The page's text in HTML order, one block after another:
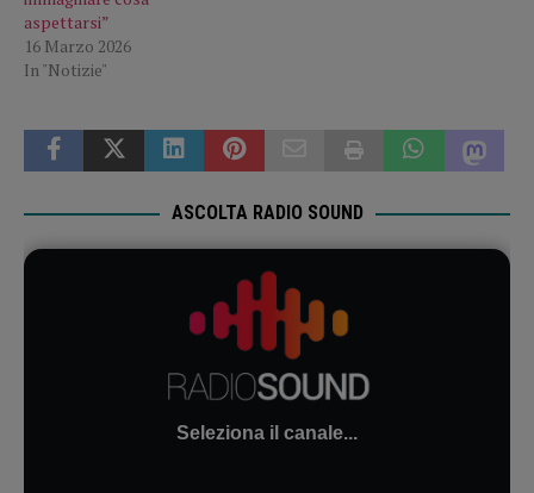
aspettarsi”
16 Marzo 2026
In "Notizie"
ASCOLTA RADIO SOUND
Seleziona il canale...